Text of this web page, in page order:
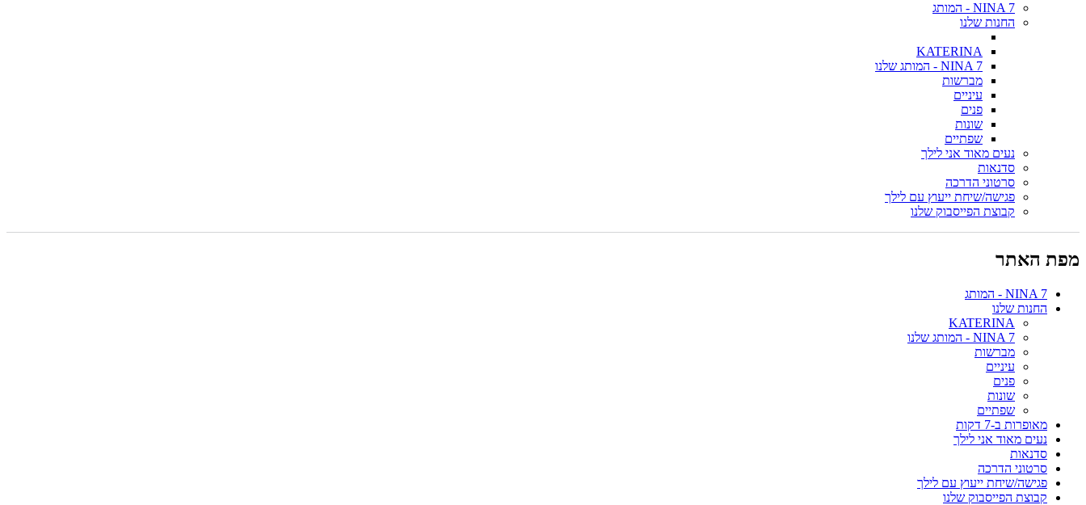
NINA 7 - המותג
החנות שלנו
KATERINA
NINA 7 - המותג שלנו
מברשות
עיניים
פנים
שונות
שפתיים
נעים מאוד אני לילך
סדנאות
סרטוני הדרכה
פגישה/שיחת ייעוץ עם לילך
קבוצת הפייסבוק שלנו
מפת האתר
NINA 7 - המותג
החנות שלנו
KATERINA
NINA 7 - המותג שלנו
מברשות
עיניים
פנים
שונות
שפתיים
מאופרות ב-7 דקות
נעים מאוד אני לילך
סדנאות
סרטוני הדרכה
פגישה/שיחת ייעוץ עם לילך
קבוצת הפייסבוק שלנו